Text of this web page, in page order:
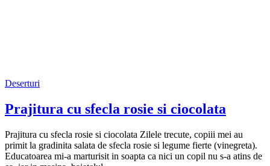
Deserturi
Prajitura cu sfecla rosie si ciocolata
Prajitura cu sfecla rosie si ciocolata Zilele trecute, copiii mei au
primit la gradinita salata de sfecla rosie si legume fierte (vinegreta).
Educatoarea mi-a marturisit in soapta ca nici un copil nu s-a atins de